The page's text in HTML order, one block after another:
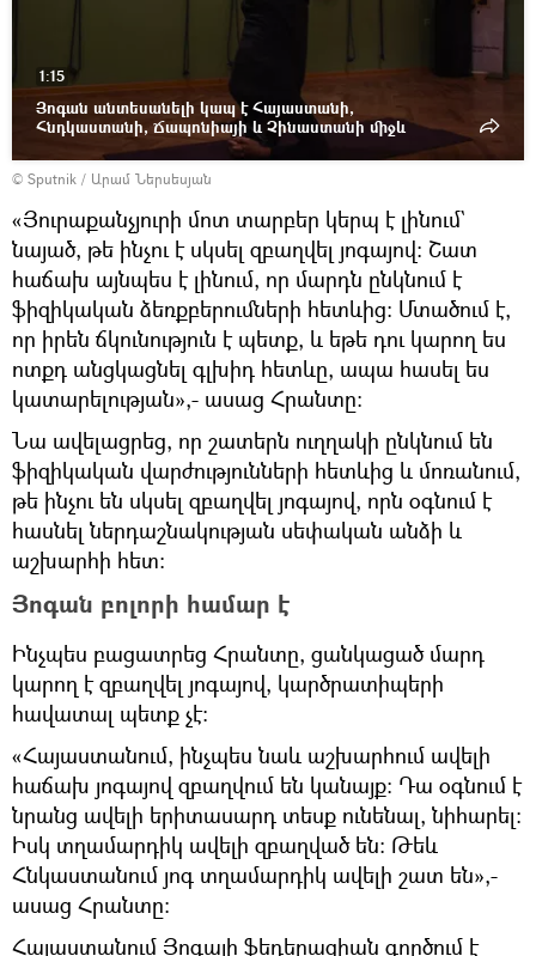
Յոգան անտեսանելի կապ է Հայաստանի,
Հնդկաստանի, Ճապոնիայի և Չինաստանի միջև
1:15
© Sputnik / Արամ Ներսեսյան
«Յուրաքանչյուրի մոտ տարբեր կերպ է լինում`
նայած, թե ինչու է սկսել զբաղվել յոգայով։ Շատ
հաճախ այնպես է լինում, որ մարդն ընկնում է
ֆիզիկական ձեռքբերումների հետևից։ Մտածում է,
որ իրեն ճկունություն է պետք, և եթե դու կարող ես
ոտքդ անցկացնել գլխիդ հետևը, ապա հասել ես
կատարելության»,- ասաց Հրանտը։
Նա ավելացրեց, որ շատերն ուղղակի ընկնում են
ֆիզիկական վարժությունների հետևից և մոռանում,
թե ինչու են սկսել զբաղվել յոգայով, որն օգնում է
հասնել ներդաշնակության սեփական անձի և
աշխարհի հետ։
Յոգան բոլորի համար է
Ինչպես բացատրեց Հրանտը, ցանկացած մարդ
կարող է զբաղվել յոգայով, կարծրատիպերի
հավատալ պետք չէ։
«Հայաստանում, ինչպես նաև աշխարհում ավելի
հաճախ յոգայով զբաղվում են կանայք։ Դա օգնում է
նրանց ավելի երիտասարդ տեսք ունենալ, նիհարել։
Իսկ տղամարդիկ ավելի զբաղված են։ Թեև
Հնկաստանում յոգ տղամարդիկ ավելի շատ են»,-
ասաց Հրանտը։
Հայաստանում Յոգայի ֆեդերացիան գործում է